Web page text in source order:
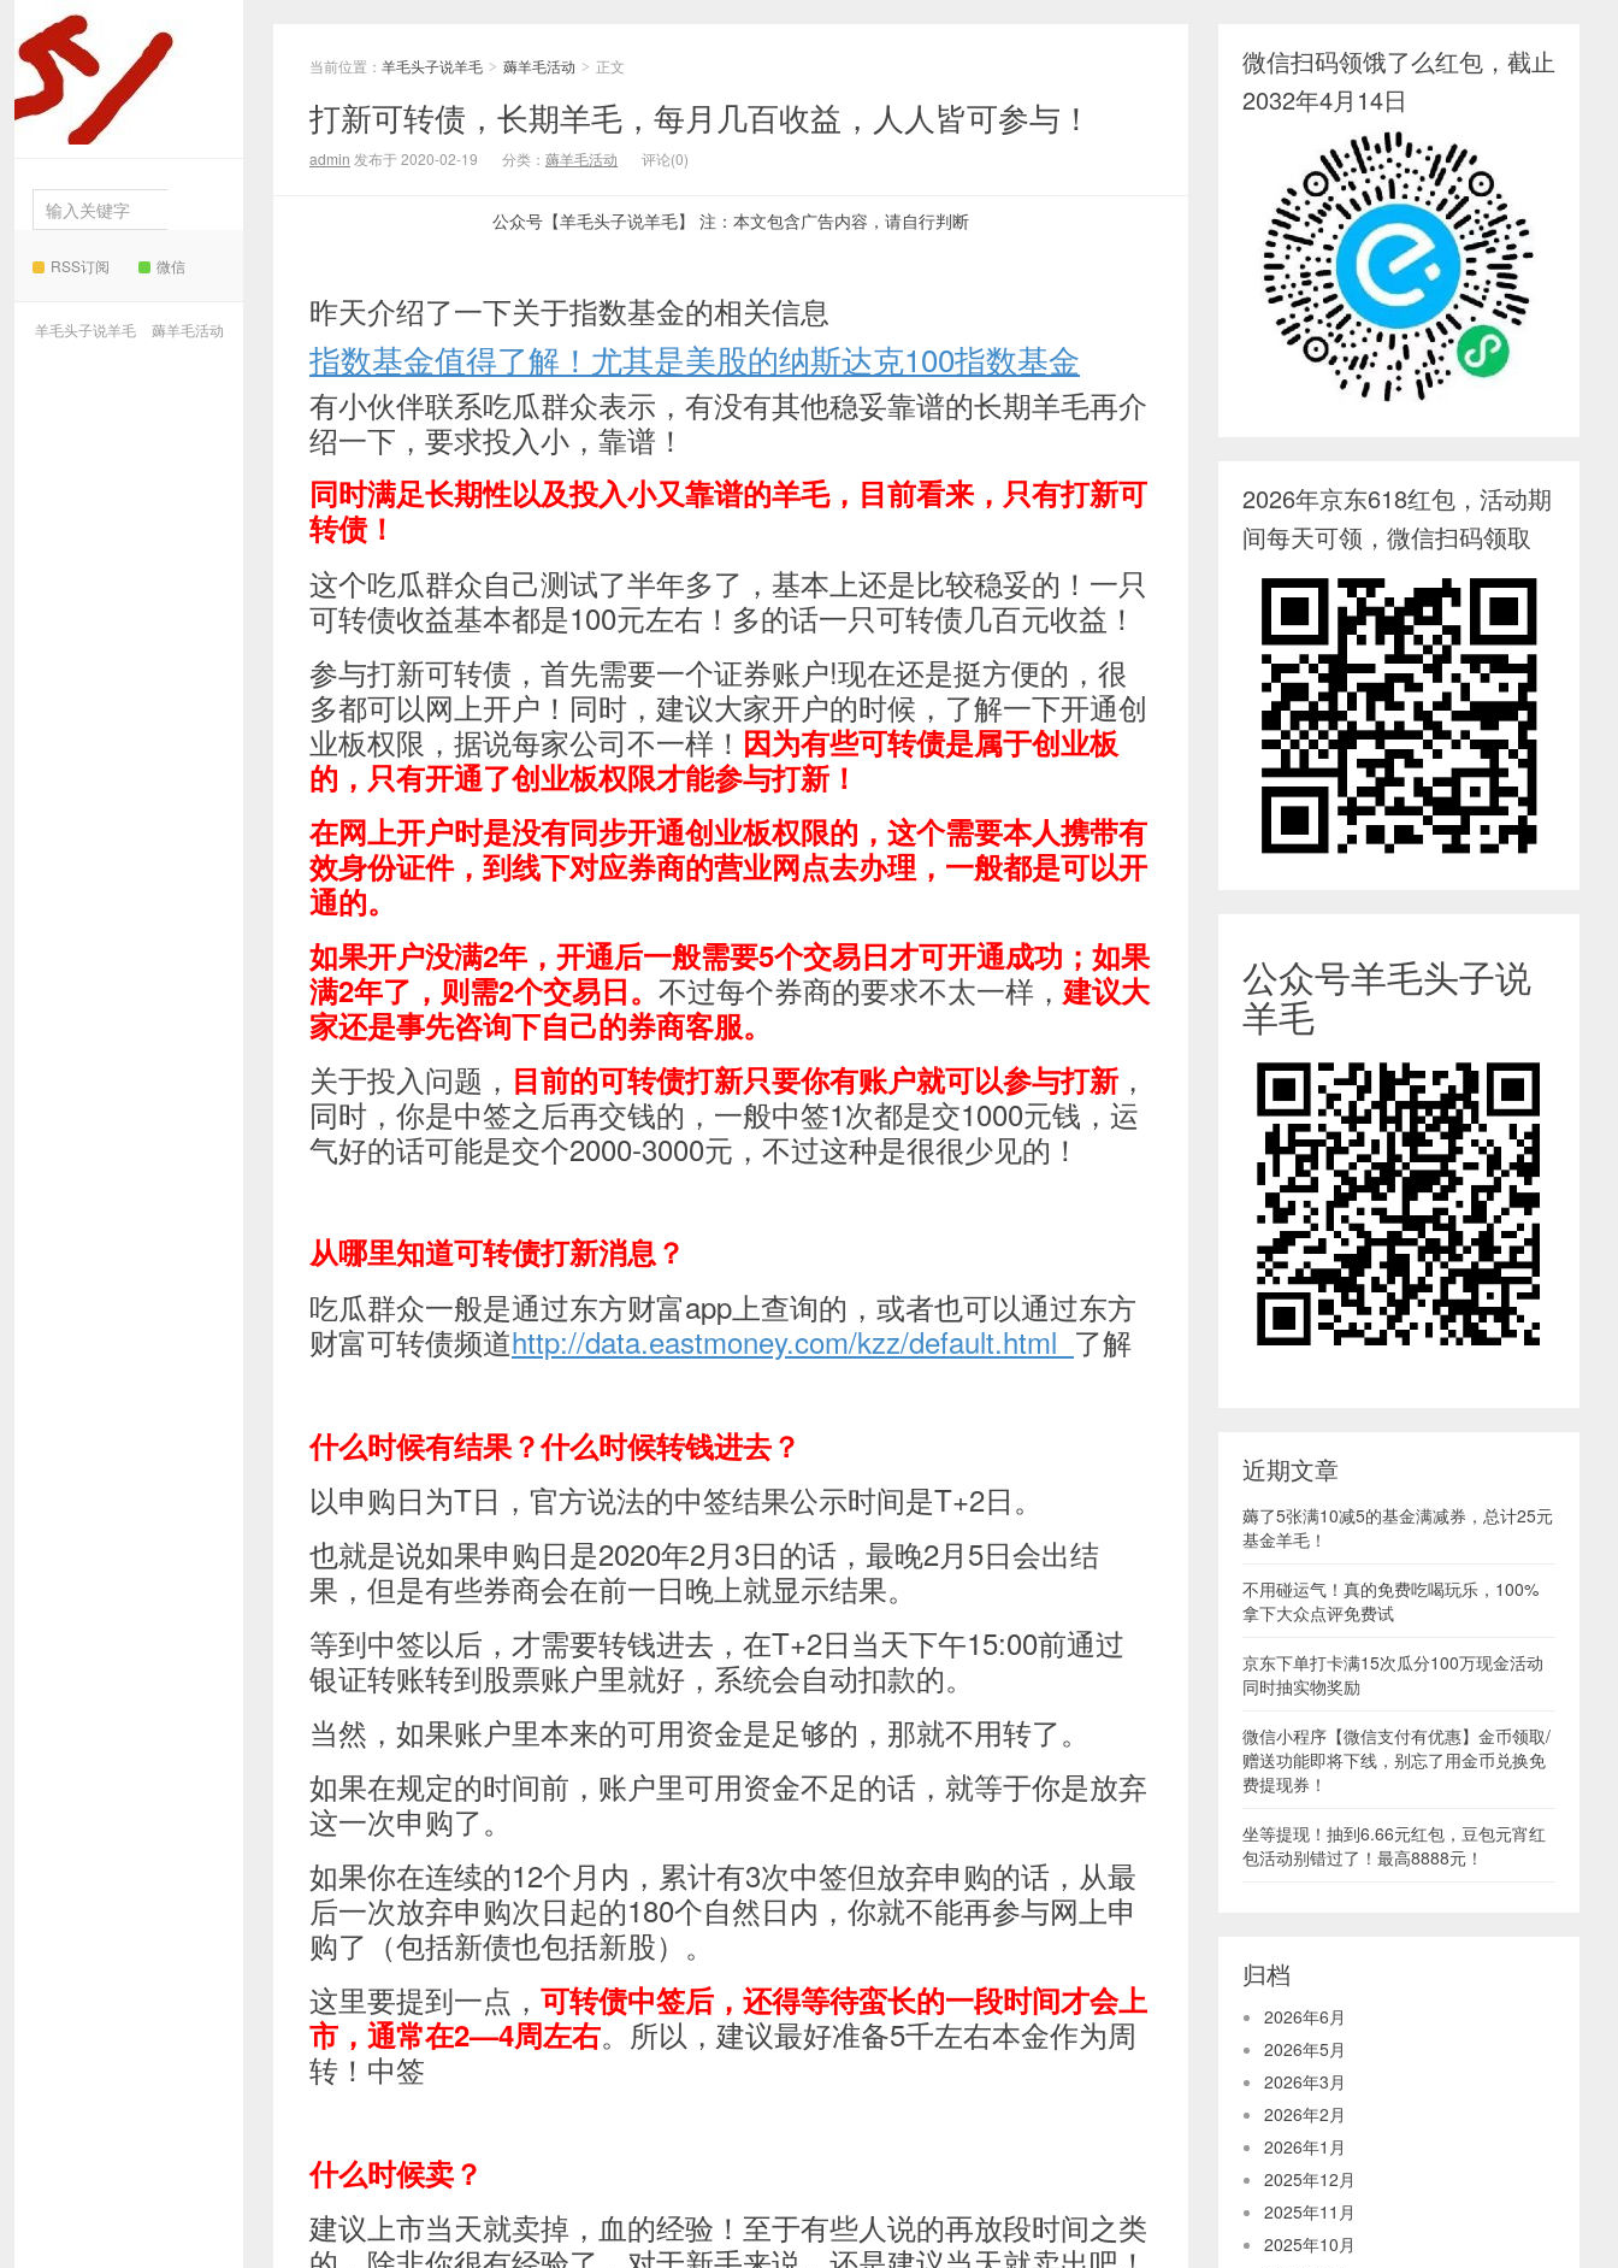
RSS订阅 微信
羊毛头子说羊毛 薅羊毛活动
当前位置： 羊毛头子说羊毛 > 薅羊毛活动 > 正文
打新可转债，长期羊毛，每月几百收益，人人皆可参与！
admin 发布于 2020-02-19 分类： 薅羊毛活动 评论(0)
公众号【羊毛头子说羊毛】 注：本文包含广告内容，请自行判断
昨天介绍了一下关于指数基金的相关信息
指数基金值得了解！尤其是美股的纳斯达克100指数基金
有小伙伴联系吃瓜群众表示，有没有其他稳妥靠谱的长期羊毛再介
绍一下，要求投入小，靠谱！
同时满足长期性以及投入小又靠谱的羊毛，目前看来，只有打新可
转债！
这个吃瓜群众自己测试了半年多了，基本上还是比较稳妥的！一只
可转债收益基本都是100元左右！多的话一只可转债几百元收益！
参与打新可转债，首先需要一个证券账户!现在还是挺方便的，很
多都可以网上开户！同时，建议大家开户的时候，了解一下开通创
业板权限，据说每家公司不一样！ 因为有些可转债是属于创业板
的，只有开通了创业板权限才能参与打新！
在网上开户时是没有同步开通创业板权限的，这个需要本人携带有
效身份证件，到线下对应券商的营业网点去办理，一般都是可以开
通的。
如果开户没满2年，开通后一般需要5个交易日才可开通成功；如果
满2年了，则需2个交易日。 不过每个券商的要求不太一样， 建议大
家还是事先咨询下自己的券商客服。
关于投入问题， 目前的可转债打新只要你有账户就可以参与打新 ，
同时，你是中签之后再交钱的，一般中签1次都是交1000元钱，运
气好的话可能是交个2000-3000元，不过这种是很很少见的！
从哪里知道可转债打新消息？
吃瓜群众一般是通过东方财富app上查询的，或者也可以通过东方
财富可转债频道http://data.eastmoney.com/kzz/default.html 了解
什么时候有结果？什么时候转钱进去？
以申购日为T日，官方说法的中签结果公示时间是T+2日。
也就是说如果申购日是2020年2月3日的话，最晚2月5日会出结
果，但是有些券商会在前一日晚上就显示结果。
等到中签以后，才需要转钱进去，在T+2日当天下午15:00前通过
银证转账转到股票账户里就好，系统会自动扣款的。
当然，如果账户里本来的可用资金是足够的，那就不用转了。
如果在规定的时间前，账户里可用资金不足的话，就等于你是放弃
这一次申购了。
如果你在连续的12个月内，累计有3次中签但放弃申购的话，从最
后一次放弃申购次日起的180个自然日内，你就不能再参与网上申
购了（包括新债也包括新股）。
这里要提到一点， 可转债中签后，还得等待蛮长的一段时间才会上
市， 通常在2—4周左右。 所以，建议最好准备5千左右本金作为周
转！中签
什么时候卖？
建议上市当天就卖掉，血的经验！至于有些人说的再放段时间之类
微信扫码领饿了么红包，截止
2032年4月14日
2026年京东618红包，活动期
间每天可领，微信扫码领取
公众号羊毛头子说
羊毛
近期文章
薅了5张满10减5的基金满减券，总计25元
基金羊毛！
不用碰运气！真的免费吃喝玩乐，100%
拿下大众点评免费试
京东下单打卡满15次瓜分100万现金活动
同时抽实物奖励
微信小程序【微信支付有优惠】金币领取/
赠送功能即将下线，别忘了用金币兑换免
费提现券！
坐等提现！抽到6.66元红包，豆包元宵红
包活动别错过了！最高8888元！
归档
2026年6月
2026年5月
2026年3月
2026年2月
2026年1月
2025年12月
2025年11月
2025年10月